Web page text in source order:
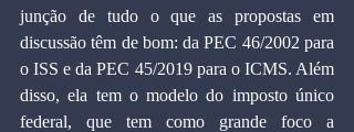
junção de tudo o que as propostas em
discussão têm de bom: da PEC 46/2002 para
o ISS e da PEC 45/2019 para o ICMS. Além
disso, ela tem o modelo do imposto único
federal, que tem como grande foco a